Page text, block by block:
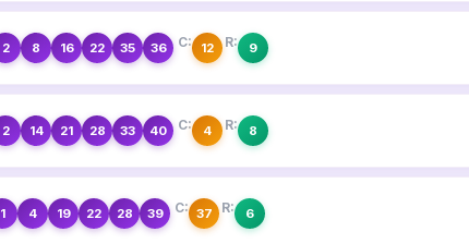
2 8 16 22 35 36 C: 12 R: 9
2 14 21 28 33 40 C: 4 R: 8
1 4 19 22 28 39 C: 37 R: 6